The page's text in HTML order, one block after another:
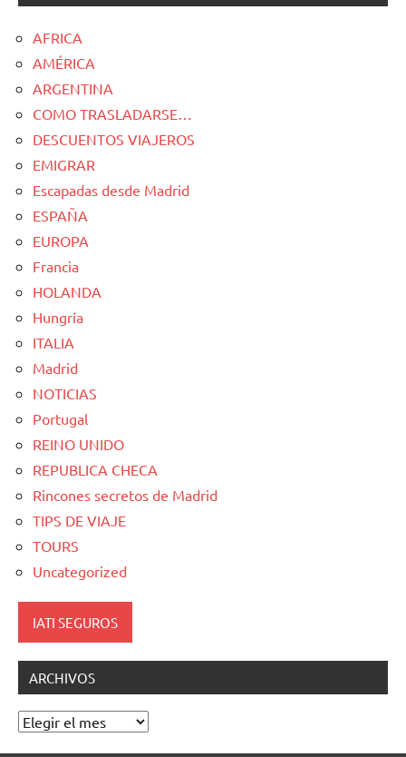
AFRICA
AMÉRICA
ARGENTINA
COMO TRASLADARSE…
DESCUENTOS VIAJEROS
EMIGRAR
Escapadas desde Madrid
ESPAÑA
EUROPA
Francia
HOLANDA
Hungría
ITALIA
Madrid
NOTICIAS
Portugal
REINO UNIDO
REPUBLICA CHECA
Rincones secretos de Madrid
TIPS DE VIAJE
TOURS
Uncategorized
IATI SEGUROS
ARCHIVOS
Archivos